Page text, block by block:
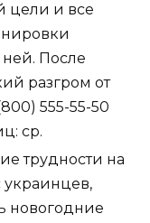
цели и все
ней. После
разгром от
555-55-50
ср.
трудности на
украинцев,
новогодние